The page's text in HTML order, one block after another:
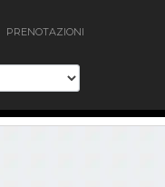
PRENOTAZIONI